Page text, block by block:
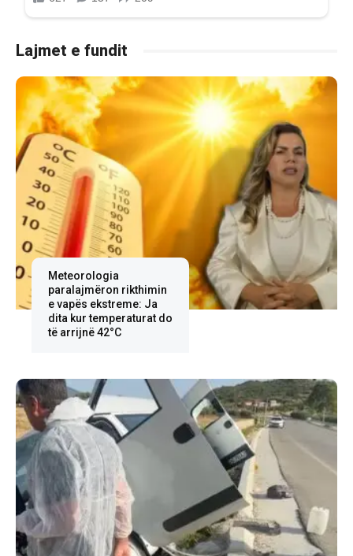
Lajmet e fundit
Meteorologia
paralajmëron rikthimin
e vapës ekstreme: Ja
dita kur temperaturat do
të arrijnë 42°C